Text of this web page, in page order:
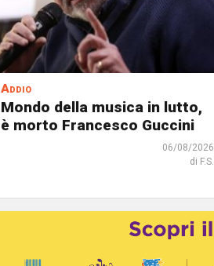
Addio
Mondo della musica in lutto,
è morto Francesco Guccini
06/08/2026
di F.S.